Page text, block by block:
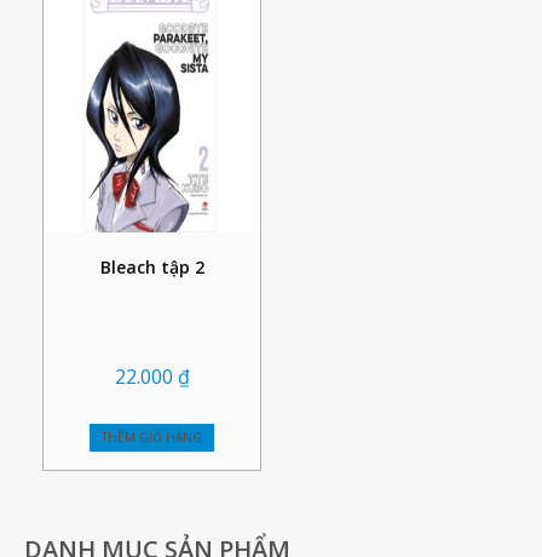
Bleach tập 2
22.000 ₫
THÊM GIỎ HÀNG
DANH MỤC SẢN PHẨM